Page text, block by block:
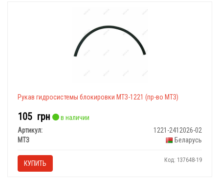
Рукав гидросистемы блокировки МТЗ-1221 (пр-во МТЗ)
105 грн
в наличии
Артикул:
1221-2412026-02
МТЗ
Беларусь
КУПИТЬ Код: 137648-19